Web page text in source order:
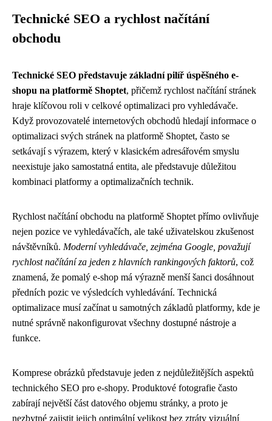
Technické SEO a rychlost načítání
obchodu
Technické SEO představuje základní pilíř úspěšného e-
shopu na platformě Shoptet, přičemž rychlost načítání stránek
hraje klíčovou roli v celkové optimalizaci pro vyhledávače.
Když provozovatelé internetových obchodů hledají informace o
optimalizaci svých stránek na platformě Shoptet, často se
setkávají s výrazem, který v klasickém adresářovém smyslu
neexistuje jako samostatná entita, ale představuje důležitou
kombinaci platformy a optimalizačních technik.
Rychlost načítání obchodu na platformě Shoptet přímo ovlivňuje
nejen pozice ve vyhledávačích, ale také uživatelskou zkušenost
návštěvníků. Moderní vyhledávače, zejména Google, považují
rychlost načítání za jeden z hlavních rankingových faktorů, což
znamená, že pomalý e-shop má výrazně menší šanci dosáhnout
předních pozic ve výsledcích vyhledávání. Technická
optimalizace musí začínat u samotných základů platformy, kde je
nutné správně nakonfigurovat všechny dostupné nástroje a
funkce.
Komprese obrázků představuje jeden z nejdůležitějších aspektů
technického SEO pro e-shopy. Produktové fotografie často
zabírají největší část datového objemu stránky, a proto je
nezbytné zajistit jejich optimální velikost bez ztráty vizuální